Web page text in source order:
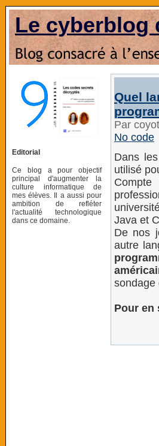
Le cyberblog
Editorial
Ce blog a pour objectif
principal d'augmenter la
culture informatique de
mes élèves. Il a aussi pour
ambition de refléter
l'actualité technologique
dans ce domaine.
Quel
Par
No code
Dans
utilisé
Java et
De nos
autre
sondage
Pour en